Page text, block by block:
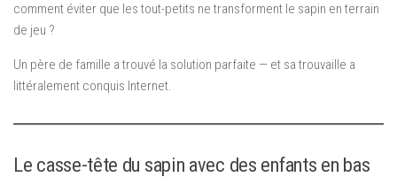
comment éviter que les tout-petits ne transforment le sapin en terrain
de jeu ?
Un père de famille a trouvé la solution parfaite — et sa trouvaille a
littéralement conquis Internet.
Le casse-tête du sapin avec des enfants en bas